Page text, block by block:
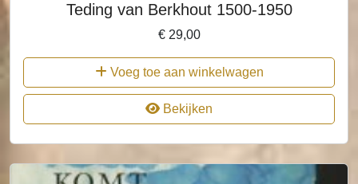
Teding van Berkhout 1500-1950
€29,00
Voeg toe aan winkelwagen
Bekijken